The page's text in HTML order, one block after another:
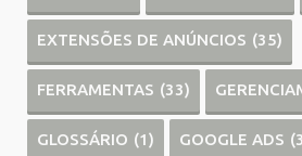
EXTENSÕES DE ANÚNCIOS (35)
FERRAMENTAS (33)
GLOSSÁRIO (1) GOOGLE ADS